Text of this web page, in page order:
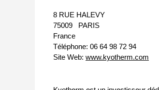
8 RUE HALEVY
75009
PARIS
France
Téléphone: 06 64 98 72 94
Site Web: www.kyotherm.com